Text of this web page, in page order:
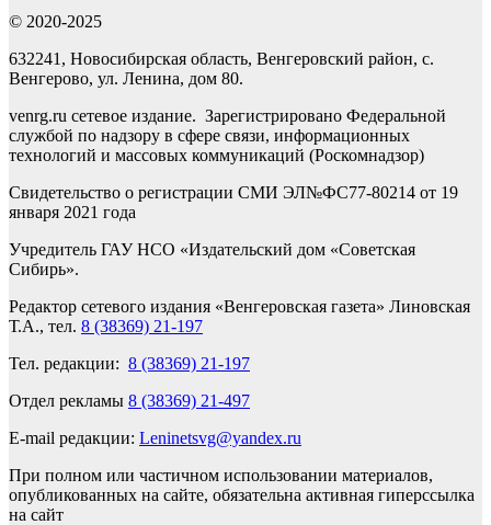
© 2020-2025
632241, Новосибирская область, Венгеровский район, с.
Венгерово, ул. Ленина, дом 80.
venrg.ru сетевое издание. Зарегистрировано Федеральной
службой по надзору в сфере связи, информационных
технологий и массовых коммуникаций (Роскомнадзор)
Свидетельство о регистрации СМИ ЭЛ№ФС77-80214 от 19
января 2021 года
Учредитель ГАУ НСО «Издательский дом «Советская
Сибирь».
Редактор сетевого издания «Венгеровская газета» Линовская
Т.А., тел. 8 (38369) 21-197
Тел. редакции: 8 (38369) 21-197
Отдел рекламы 8 (38369) 21-497
E-mail редакции: Leninetsvg@yandex.ru
При полном или частичном использовании материалов,
опубликованных на сайте, обязательна активная гиперссылка
на сайт